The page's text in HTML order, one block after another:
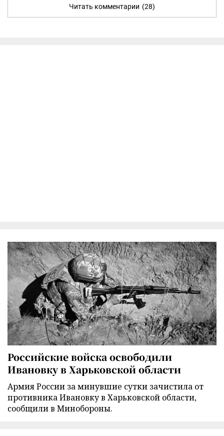
Читать комментарии (28)
Российские войска освободили
Ивановку в Харьковской области
Армия России за минувшие сутки зачистила от
противника Ивановку в Харьковской области,
сообщили в Минобороны.